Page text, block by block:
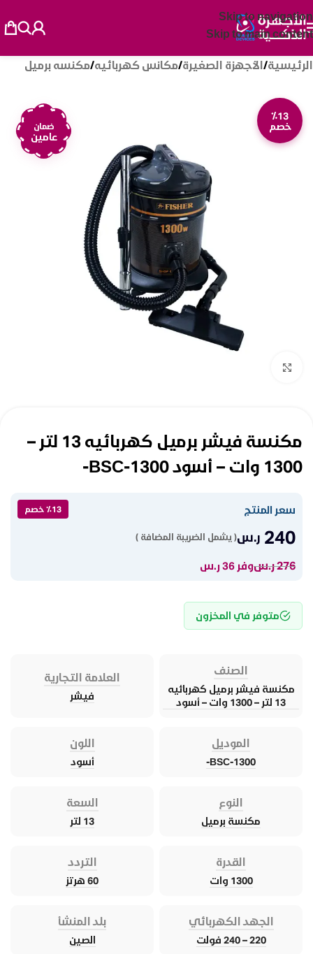
Skip to navigation
Skip to main content
الرئيسية/الأجهزة الصغيرة/مكانس كهربائيه/مكنسه برميل
٪13
خصم
ضمان
عامين
مكنسة فيشر برميل كهربائيه 13 لتر –
1300 وات – أسود BSC-1300-
سعر المنتج ٪13 خصم
240 ر.س( يشمل الضريبة المضافة )
276ر.سوفر 36 ر.س
متوفر في المخزون
الصنف
مكنسة فيشر برميل كهربائيه
13 لتر – 1300 وات – أسود
العلامة التجارية
فيشر
الموديل
BSC-1300-
اللون
أسود
النوع
مكنسة برميل
السعة
13 لتر
القدرة
1300 وات
التردد
60 هرتز
الجهد الكهربائي
220 – 240 فولت
بلد المنشأ
الصين